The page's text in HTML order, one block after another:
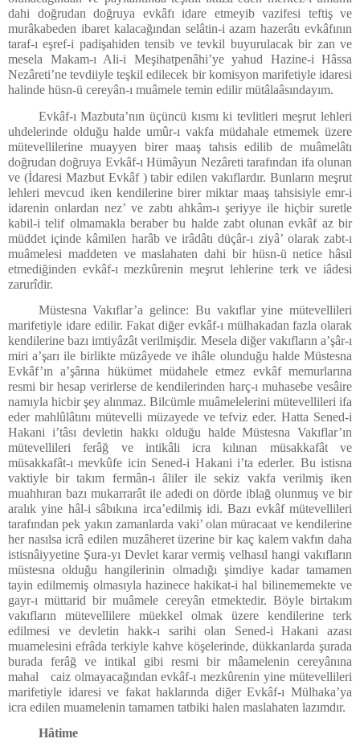
dahi doğrudan doğruya evkâfı idare etmeyib vazifesi teftiş ve
murâkabeden ibaret kalacağından selâtin-i azam hazerâtı evkâfının
taraf-ı eşref-i padişahiden tensib ve tevkil buyurulacak bir zan ve
mesela Makam-ı Ali-i Meşihatpenâhi’ye yahud Hazine-i Hâssa
Nezâreti’ne tevdiiyle teşkil edilecek bir komisyon marifetiyle idaresi
halinde hüsn-ü cereyân-ı muâmele temin edilir mütâlaâsındayım.
Evkâf-ı Mazbuta’nın üçüncü kısmı ki tevlitleri meşrut lehleri
uhdelerinde olduğu halde umûr-ı vakfa müdahale etmemek üzere
mütevellilerine muayyen birer maaş tahsis edilib de muâmelâtı
doğrudan doğruya Evkâf-ı Hümâyun Nezâreti tarafından ifa olunan
ve (İdaresi Mazbut Evkâf ) tabir edilen vakıflardır. Bunların meşrut
lehleri mevcud iken kendilerine birer miktar maaş tahsisiyle emr-i
idarenin onlardan nez’ ve zabtı ahkâm-ı şeriyye ile hiçbir suretle
kabil-i telif olmamakla beraber bu halde zabt olunan evkâf az bir
müddet içinde kâmilen harâb ve irâdâtı düçâr-ı ziyâ’ olarak zabt-ı
muâmelesi maddeten ve maslahaten dahi bir hüsn-ü netice hâsıl
etmediğinden evkâf-ı mezkûrenin meşrut lehlerine terk ve iâdesi
zarurîdir.
Müstesna Vakıflar’a gelince: Bu vakıflar yine mütevellileri
marifetiyle idare edilir. Fakat diğer evkâf-ı mülhakadan fazla olarak
kendilerine bazı imtiyâzât verilmişdir. Mesela diğer vakıfların a’şâr-ı
miri a’şarı ile birlikte müzâyede ve ihâle olunduğu halde Müstesna
Evkâf’ın a’şârına hükümet müdahele etmez evkâf memurlarına
resmi bir hesap verirlerse de kendilerinden harç-ı muhasebe vesâire
namıyla hicbir şey alınmaz. Bilcümle muâmelelerini mütevellileri ifa
eder mahlûlâtını mütevelli müzayede ve tefviz eder. Hatta Sened-i
Hakani i’tâsı devletin hakkı olduğu halde Müstesna Vakıflar’ın
mütevellileri ferâğ ve intikâli icra kılınan müsakkafât ve
müsakkafât-ı mevkûfe icin Sened-i Hakani i’ta ederler. Bu istisna
vaktiyle bir takım fermân-ı âliler ile sekiz vakfa verilmiş iken
muahhıran bazı mukarrarât ile adedi on dörde iblağ olunmuş ve bir
aralık yine hâl-i sâbıkına irca’edilmiş idi. Bazı evkâf mütevellileri
tarafından pek yakın zamanlarda vaki’ olan müracaat ve kendilerine
her nasılsa icrâ edilen muzâheret üzerine bir kaç kalem vakfın daha
istisnâiyyetine Şura-yı Devlet karar vermiş velhasıl hangi vakıfların
müstesna olduğu hangilerinin olmadığı şimdiye kadar tamamen
tayin edilmemiş olmasıyla hazinece hakikat-i hal bilinememekte ve
gayr-ı müttarid bir muâmele cereyân etmektedir. Böyle birtakım
vakıfların mütevellilere müekkel olmak üzere kendilerine terk
edilmesi ve devletin hakk-ı sarihi olan Sened-i Hakani azası
muamelesini efrâda terkiyle kahve köşelerinde, dükkanlarda şurada
burada ferâğ ve intikal gibi resmi bir mâamelenin cereyânına
mahal caiz olmayacağından evkâf-ı mezkûrenin yine mütevellileri
marifetiyle idaresi ve fakat haklarında diğer Evkâf-ı Mülhaka’ya
icra edilen muamelenin tamamen tatbiki halen maslahaten lazımdır.
Hâtime